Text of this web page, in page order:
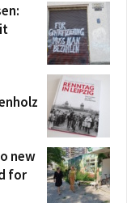
new
for